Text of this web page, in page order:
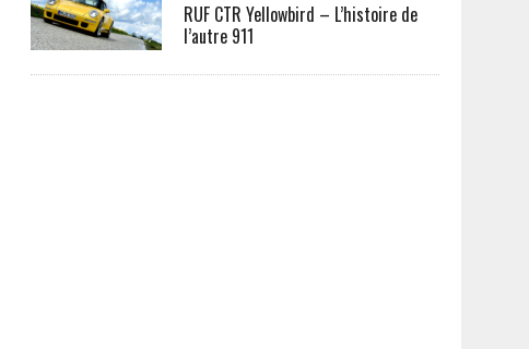
RUF CTR Yellowbird – L’histoire de
l’autre 911